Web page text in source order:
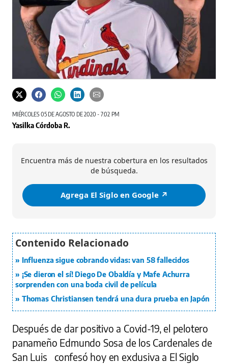
MIÉRCOLES 05 DE AGOSTO DE 2020 - 7:02 PM
Yasilka Córdoba R.
Encuentra más de nuestra cobertura en los resultados
de búsqueda.
Agrega El Siglo en Google ↗️
Influenza sigue cobrando vidas: van 58 fallecidos
¡Se dieron el sí! Diego De Obaldía y Mafe Achurra
sorprenden con una boda civil de película
Thomas Christiansen tendrá una dura prueba en Japón
Después de dar positivo a Covid-19, el pelotero
panameño Edmundo Sosa de los Cardenales de
San Luis confesó hoy en exclusiva a El Siglo